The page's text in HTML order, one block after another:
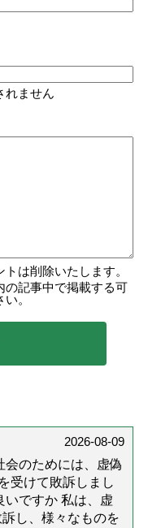
れません
は削除いたします。
の記事中で掲載する可
。
2026-08-09
のためには、虚偽
受けて敗訴しまし
すか 私は、虚
し、様々なものを